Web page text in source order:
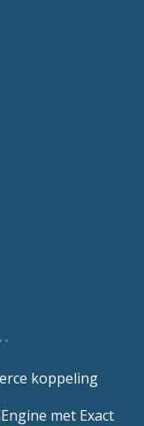
koppeling
met Exact